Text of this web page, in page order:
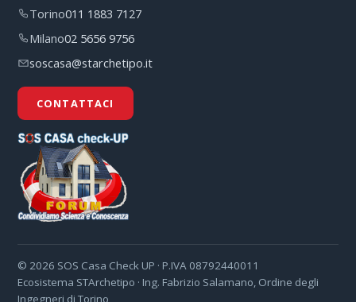
Torino011 1883 7127
Milano02 5656 9756
soscasa@starchetipo.it
CONTATTACI
© 2026 SOS Casa Check UP · P.IVA 08792440011
Ecosistema STArchetipo · Ing. Fabrizio Salamano, Ordine degli
Ingegneri di Torino